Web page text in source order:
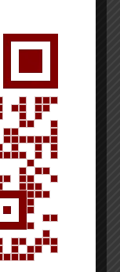
2 menit waktu baca